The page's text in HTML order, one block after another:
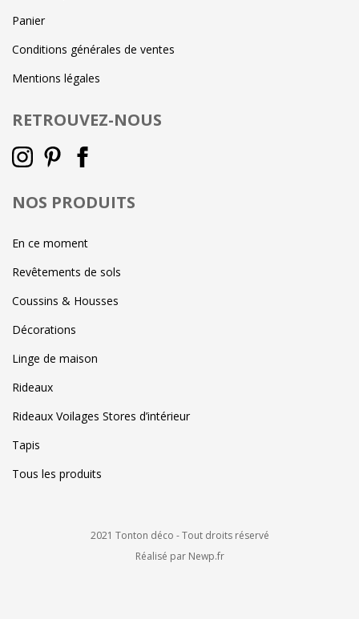
Panier
Conditions générales de ventes
Mentions légales
RETROUVEZ-NOUS
NOS PRODUITS
En ce moment
Revêtements de sols
Coussins & Housses
Décorations
Linge de maison
Rideaux
Rideaux Voilages Stores d’intérieur
Tapis
Tous les produits
2021 Tonton déco - Tout droits réservé
Réalisé par Newp.fr